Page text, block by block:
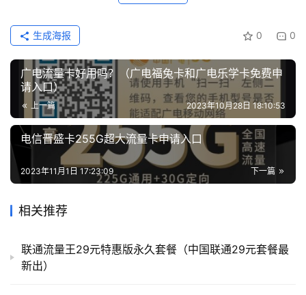
0 0
生成海报
广电流量卡好用吗？（广电福兔卡和广电乐学卡免费申
请入口）
上一篇 2023年10月28日 18:10:53
电信晋盛卡255G超大流量卡申请入口
下一篇
2023年11月1日 17:23:09
相关推荐
联通流量王29元特惠版永久套餐（中国联通29元套餐最
新出）